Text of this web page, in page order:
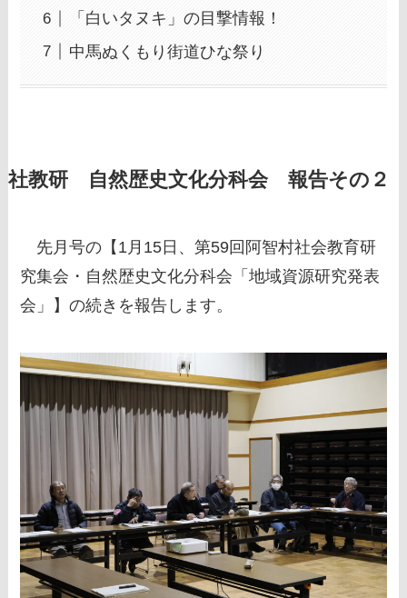
「白いタヌキ」の目撃情報！
中馬ぬくもり街道ひな祭り
社教研 自然歴史文化分科会 報告その２
先月号の【1月15日、第59回阿智村社会教育研
究集会・自然歴史文化分科会「地域資源研究発表
会」】の続きを報告します。